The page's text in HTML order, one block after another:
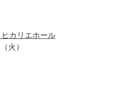
カリエホール
火）